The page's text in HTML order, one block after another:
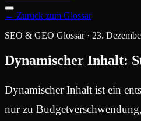
← Zurück zum Glossar
SEO & GEO Glossar· 23.
Dynamischer Inhalt:
Dynamischer Inhalt ist ein
nur zu